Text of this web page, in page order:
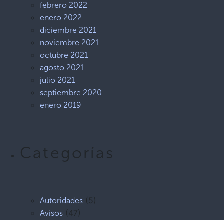
febrero 2022
enero 2022
diciembre 2021
noviembre 2021
octubre 2021
agosto 2021
julio 2021
septiembre 2020
enero 2019
Categorías
Autoridades (5)
Avisos (47)